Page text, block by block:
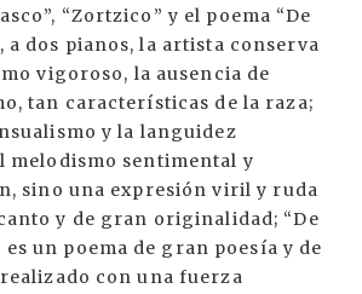
“Zortzico” y el poema “De
a dos pianos, la artista conserva
vigoroso, la ausencia de
tan características de la raza;
y la languidez
melodismo sentimental y
sino una expresión viril y ruda
y de gran originalidad; “De
un poema de gran poesía y de
con una fuerza